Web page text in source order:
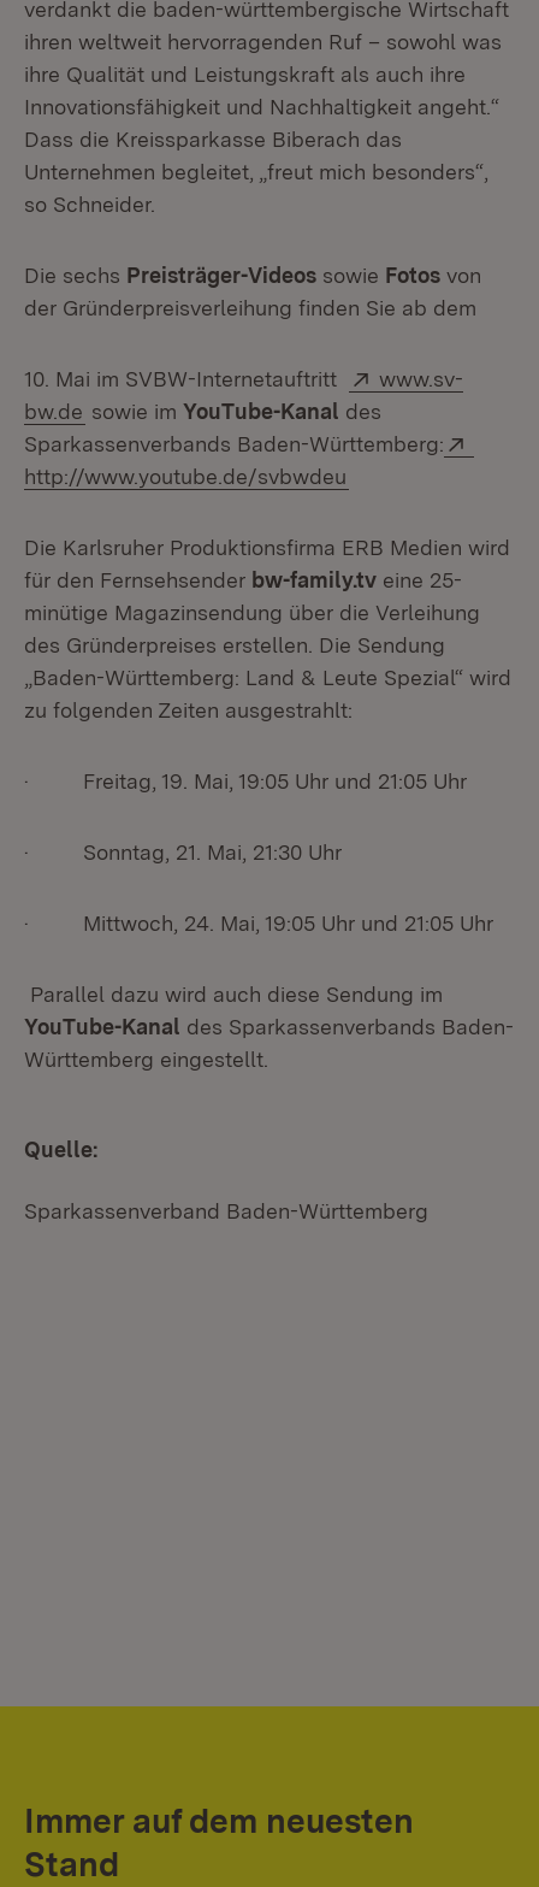
verdankt die baden-württembergische Wirtschaft
ihren weltweit hervorragenden Ruf – sowohl was
ihre Qualität und Leistungskraft als auch ihre
Innovationsfähigkeit und Nachhaltigkeit angeht.“
Dass die Kreissparkasse Biberach das
Unternehmen begleitet, „freut mich besonders“,
so Schneider.
Die sechs Preisträger-Videos sowie Fotos von
der Gründerpreisverleihung finden Sie ab dem
10. Mai im SVBW-Internetauftritt Extern:
www.sv-
bw.de (Öffnet in neuem Fenster)
sowie im YouTube-Kanal des
Sparkassenverbands Baden-Württemberg:
http://www.youtube.de/svbwdeu
Die Karlsruher Produktionsfirma ERB Medien wird
für den Fernsehsender bw-family.tv eine 25-
minütige Magazinsendung über die Verleihung
des Gründerpreises erstellen. Die Sendung
„Baden-Württemberg: Land & Leute Spezial“ wird
zu folgenden Zeiten ausgestrahlt:
· Freitag, 19. Mai, 19:05 Uhr und 21:05 Uhr
· Sonntag, 21. Mai, 21:30 Uhr
· Mittwoch, 24. Mai, 19:05 Uhr und 21:05 Uhr
Parallel dazu wird auch diese Sendung im
YouTube-Kanal des Sparkassenverbands Baden-
Württemberg eingestellt.
Quelle:
Sparkassenverband Baden-Württemberg
Immer auf dem neuesten
Stand